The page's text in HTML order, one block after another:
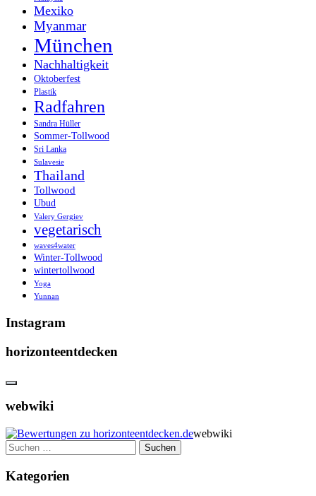
Mexiko
Myanmar
München
Nachhaltigkeit
Oktoberfest
Plastik
Radfahren
Sandra Hüller
Sommer-Tollwood
Sri Lanka
Sulavesie
Thailand
Tollwood
Ubud
Valery Gergiev
vegetarisch
waves4water
Winter-Tollwood
wintertollwood
Yoga
Yunnan
Instagram
horizonteentdecken
webwiki
webwiki
Suchen
nach:
Kategorien